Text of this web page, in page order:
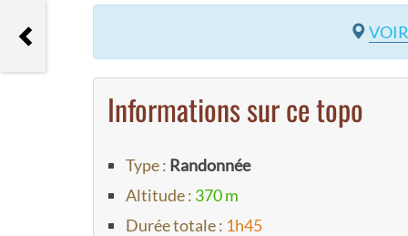
Informations sur ce topo
Type : Randonnée
Altitude : 370 m
Durée totale : 1h45